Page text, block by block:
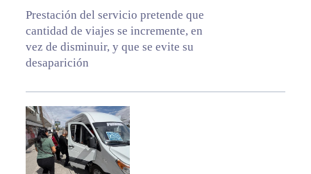
Prestación del servicio pretende que
cantidad de viajes se incremente, en
vez de disminuir, y que se evite su
desaparición